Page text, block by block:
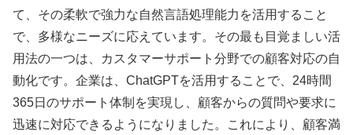
て、その柔軟で強力な自然言語処理能力を活用すること
で、多様なニーズに応えています。その最も目覚ましい活
用法の一つは、カスタマーサポート分野での顧客対応の自
動化です。企業は、ChatGPTを活用することで、24時間
365日のサポート体制を実現し、顧客からの質問や要求に
迅速に対応できるようになりました。これにより、顧客満